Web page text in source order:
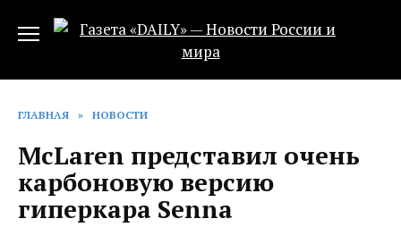
ГЛАВНАЯ » НОВОСТИ
McLaren представил очень
карбоновую версию
гиперкара Senna‍